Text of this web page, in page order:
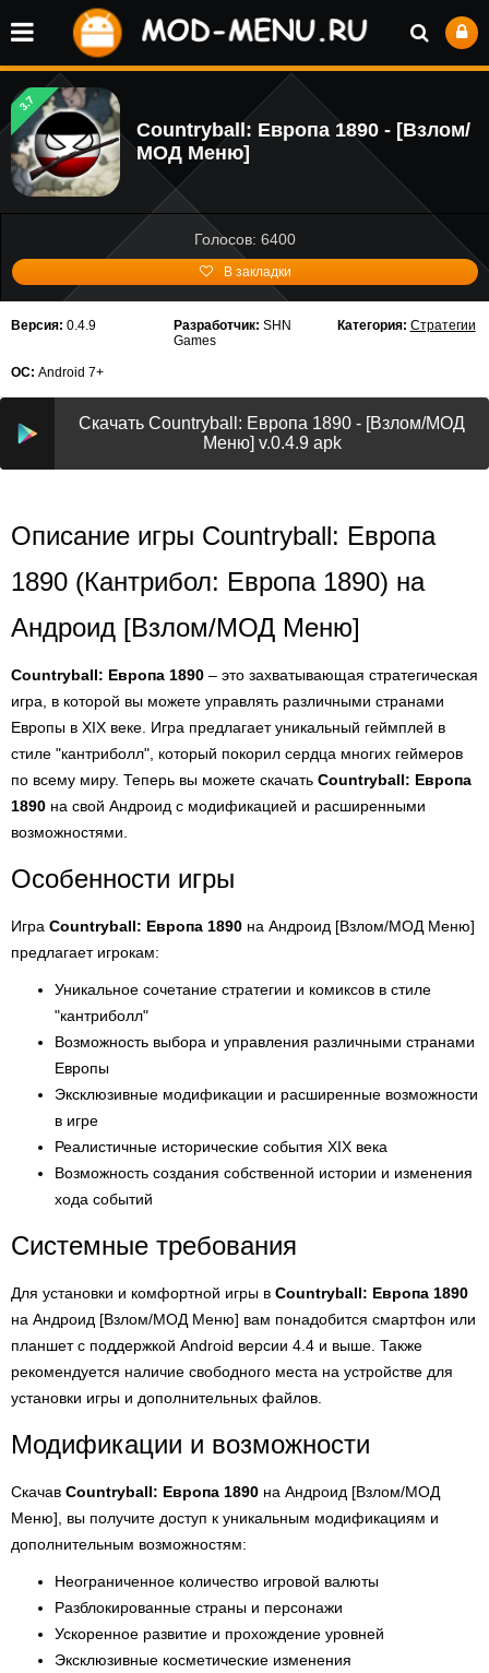
3.7
Countryball: Европа 1890 - [Взлом/
МОД Меню]
Голосов: 6400
В закладки
Версия: 0.4.9 Разработчик: SHN
Games
Категория: Стратегии
ОС: Android 7+
Скачать Countryball: Европа 1890 - [Взлом/МОД
Меню] v.0.4.9 apk
Описание игры Countryball: Европа
1890 (Кантрибол: Европа 1890) на
Андроид [Взлом/МОД Меню]
Countryball: Европа 1890 – это захватывающая стратегическая
игра, в которой вы можете управлять различными странами
Европы в XIX веке. Игра предлагает уникальный геймплей в
стиле "кантриболл", который покорил сердца многих геймеров
по всему миру. Теперь вы можете скачать Countryball: Европа
1890 на свой Андроид с модификацией и расширенными
возможностями.
Особенности игры
Игра Countryball: Европа 1890 на Андроид [Взлом/МОД Меню]
предлагает игрокам:
Уникальное сочетание стратегии и комиксов в стиле
"кантриболл"
Возможность выбора и управления различными странами
Европы
Эксклюзивные модификации и расширенные возможности
в игре
Реалистичные исторические события XIX века
Возможность создания собственной истории и изменения
хода событий
Системные требования
Для установки и комфортной игры в Countryball: Европа 1890
на Андроид [Взлом/МОД Меню] вам понадобится смартфон или
планшет с поддержкой Android версии 4.4 и выше. Также
рекомендуется наличие свободного места на устройстве для
установки игры и дополнительных файлов.
Модификации и возможности
Скачав Countryball: Европа 1890 на Андроид [Взлом/МОД
Меню], вы получите доступ к уникальным модификациям и
дополнительным возможностям:
Неограниченное количество игровой валюты
Разблокированные страны и персонажи
Ускоренное развитие и прохождение уровней
Эксклюзивные косметические изменения